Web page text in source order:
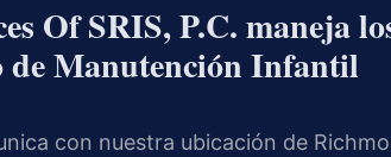
Of SRIS, P.C. maneja
de Manutención Infantil
con nuestra ubicación de